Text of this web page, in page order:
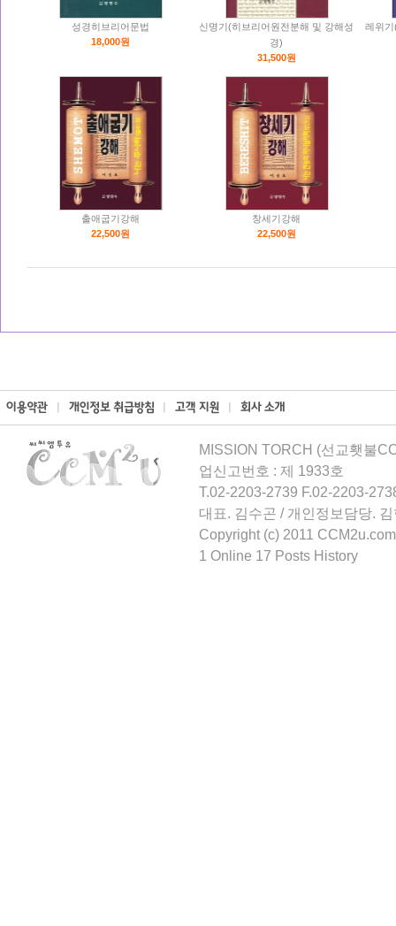
성경히브리어문법
18,000원
신명기(히브리어원전분해 및 강해성
경)
31,500원
레위
출애굽기강해
22,500원
창세기강해
22,500원
MISSION TORCH (선교횃불
업신고번호 : 제 1933호
T.02-2203-2739 F.02-2203-
대표. 김수곤 / 개인정보담당.
Copyright (c) 2011
1 Online 17 Posts History